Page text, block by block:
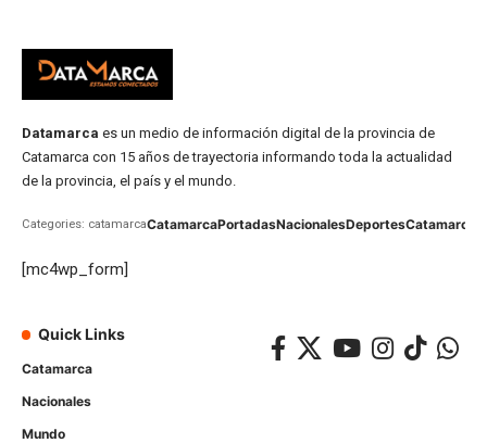
Datamarca es un medio de información digital de la provincia de
Catamarca con 15 años de trayectoria informando toda la actualidad
de la provincia, el país y el mundo.
Categories: catamarcaCatamarcaPortadasNacionalesDeportesCatamarca
[mc4wp_form]
Quick Links
Catamarca
Nacionales
Mundo